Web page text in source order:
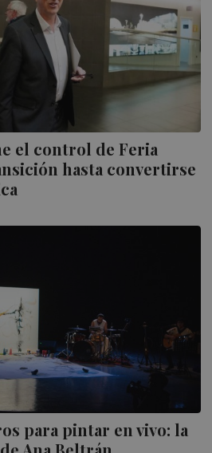
el control de Feria
hasta convertirse
para pintar en vivo: la